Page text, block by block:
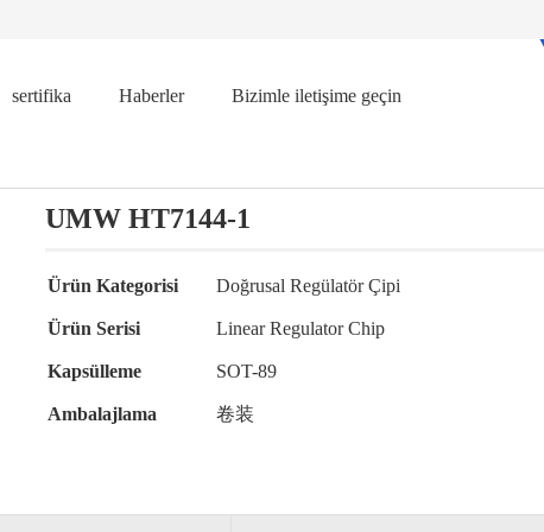
sertifika Haberler Bizimle iletişime geçin
UMW HT7144-1
Ürün Kategorisi Doğrusal Regülatör Çipi
Ürün Serisi Linear Regulator Chip
Kapsülleme SOT-89
Ambalajlama 卷装